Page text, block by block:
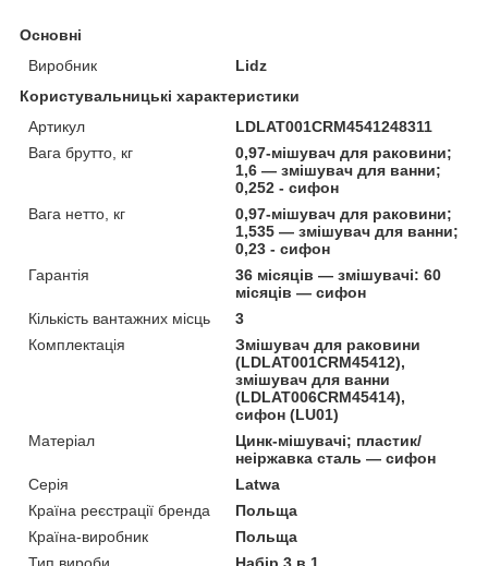
Основні
Виробник
Lidz
Користувальницькі характеристики
Артикул
LDLAT001CRM4541248311
Вага брутто, кг
0,97-мішувач для раковини;
1,6 — змішувач для ванни;
0,252 - сифон
Вага нетто, кг
0,97-мішувач для раковини;
1,535 — змішувач для ванни;
0,23 - сифон
Гарантія
36 місяців — змішувачі: 60
місяців — сифон
Кількість вантажних місць
3
Комплектація
Змішувач для раковини
(LDLAT001CRM45412),
змішувач для ванни
(LDLAT006CRM45414),
сифон (LU01)
Матеріал
Цинк-мішувачі; пластик/
неіржавка сталь — сифон
Серія
Latwa
Країна реєстрації бренда
Польща
Країна-виробник
Польща
Тип вироби
Набір 3 в 1